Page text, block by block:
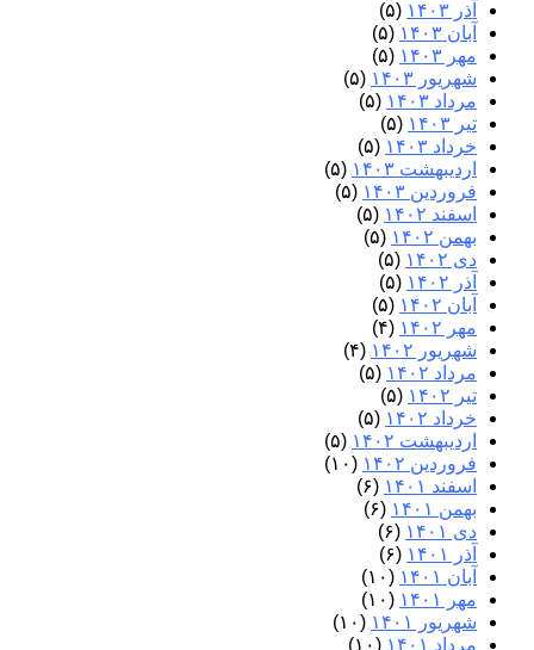
آذر ۱۴۰۳
(۵)
آبان ۱۴۰۳
(۵)
مهر ۱۴۰۳
(۵)
شهریور ۱۴۰۳
(۵)
مرداد ۱۴۰۳
(۵)
تیر ۱۴۰۳
(۵)
خرداد ۱۴۰۳
(۵)
اردیبهشت ۱۴۰۳
(۵)
فروردین ۱۴۰۳
(۵)
اسفند ۱۴۰۲
(۵)
بهمن ۱۴۰۲
(۵)
دی ۱۴۰۲
(۵)
آذر ۱۴۰۲
(۵)
آبان ۱۴۰۲
(۵)
مهر ۱۴۰۲
(۴)
شهریور ۱۴۰۲
(۴)
مرداد ۱۴۰۲
(۵)
تیر ۱۴۰۲
(۵)
خرداد ۱۴۰۲
(۵)
اردیبهشت ۱۴۰۲
(۵)
فروردین ۱۴۰۲
(۱۰)
اسفند ۱۴۰۱
(۶)
بهمن ۱۴۰۱
(۶)
دی ۱۴۰۱
(۶)
آذر ۱۴۰۱
(۶)
آبان ۱۴۰۱
(۱۰)
مهر ۱۴۰۱
(۱۰)
شهریور ۱۴۰۱
(۱۰)
مرداد ۱۴۰۱
(۱۰)